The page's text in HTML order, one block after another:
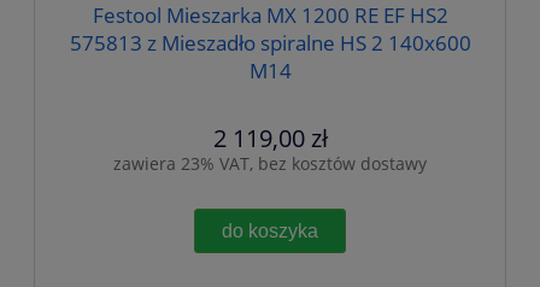
Festool Mieszarka MX 1200 RE EF HS2
575813 z Mieszadło spiralne HS 2 140x600
M14
2 119,00 zł
zawiera 23% VAT, bez kosztów dostawy
do koszyka